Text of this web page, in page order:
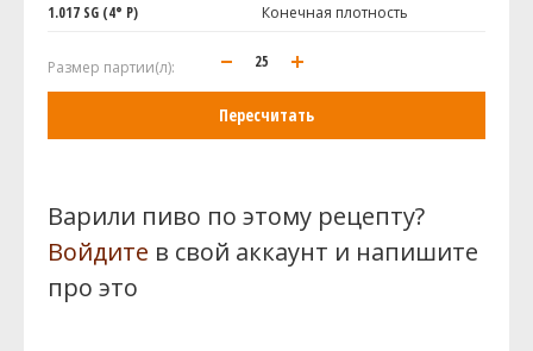
1.017 SG (4° P)
Конечная плотность
Размер партии(л):
Пересчитать
Варили пиво по этому рецепту?
Войдите в свой аккаунт и напишите
про это